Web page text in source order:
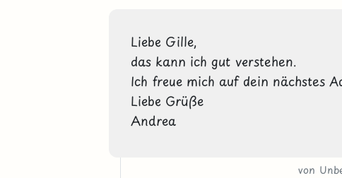
Liebe Gille,
das kann ich gut verstehen.
Ich freue mich auf dein nächstes
Liebe Grüße
Andrea
von